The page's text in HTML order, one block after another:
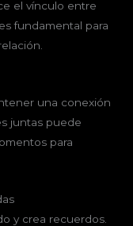
el vínculo entre
fundamental para
una conexión
juntas puede
para
y crea recuerdos.